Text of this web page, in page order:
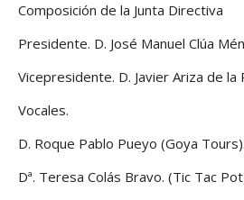
Composición de la Junta Directiva
Presidente. D. José Manuel Clúa
Vicepresidente. D. Javier Ariza de la
Vocales.
D. Roque Pablo Pueyo (Goya Tours).
Dª. Teresa Colás Bravo. (Tic Tac